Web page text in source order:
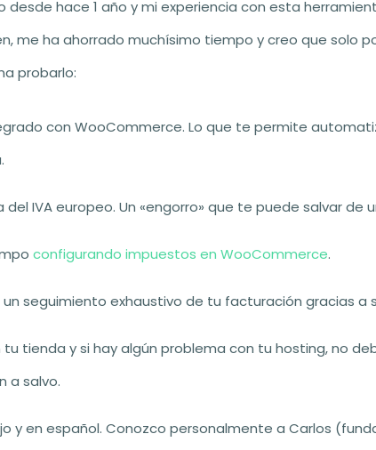
desde hace 1 año y mi experiencia con esta
me ha ahorrado muchísimo tiempo y creo que solo
probarlo:
con WooCommerce. Lo que te permite
IVA europeo. Un «engorro» que te puede salvar de
configurando impuestos en WooCommerce.
seguimiento exhaustivo de tu facturación gracias a
tu tienda y si hay algún problema con tu hosting, no
a salvo.
y en español. Conozco personalmente a Carlos